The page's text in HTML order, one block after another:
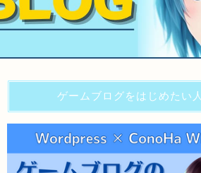
ゲームブログをはじめたい人